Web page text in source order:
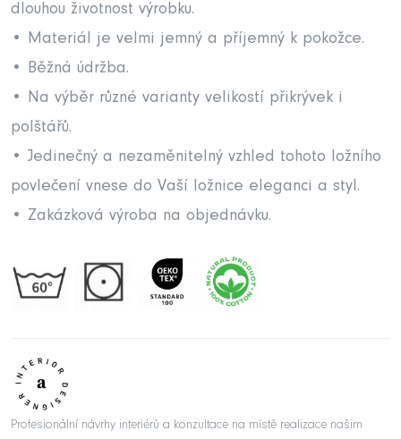
dlouhou životnost výrobku.
• Materiál je velmi jemný a příjemný k pokožce.
• Běžná údržba.
• Na výběr různé varianty velikostí přikrývek i
polštářů.
• Jedinečný a nezaměnitelný vzhled tohoto ložního
povlečení vnese do Vaší ložnice eleganci a styl.
• Zakázková výroba na objednávku.
Profesionální návrhy interiérů a konzultace na místě realizace našim